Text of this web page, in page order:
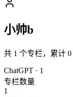
小帅b
共 1 个专栏，累计 0
ChatGPT · 1
专栏数量
1